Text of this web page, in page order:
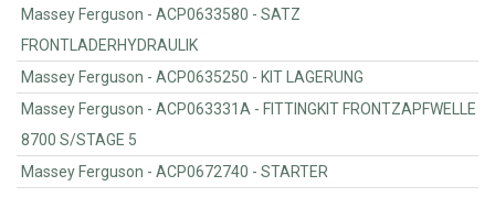
Massey Ferguson - ACP0633580 - SATZ
FRONTLADERHYDRAULIK
Massey Ferguson - ACP0635250 - KIT LAGERUNG
Massey Ferguson - ACP063331A - FITTINGKIT FRONTZAPFWELLE
8700 S/STAGE 5
Massey Ferguson - ACP0672740 - STARTER